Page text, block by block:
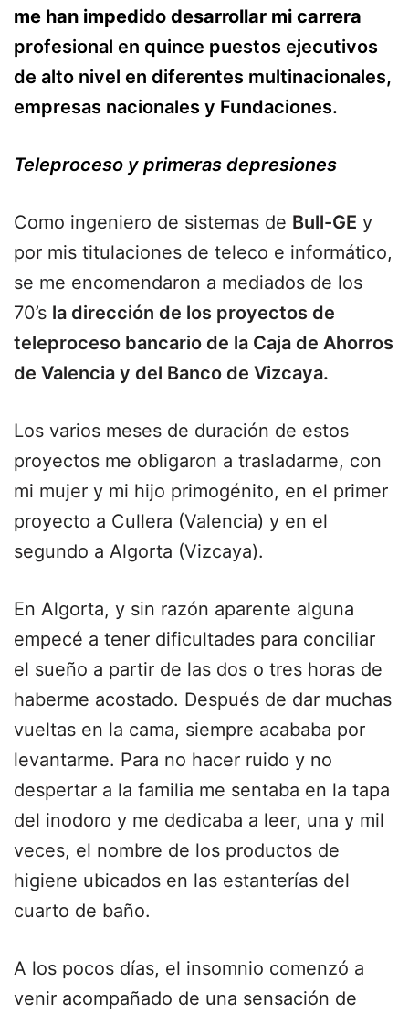
me han impedido desarrollar mi carrera
profesional en quince puestos ejecutivos
de alto nivel en diferentes multinacionales,
empresas nacionales y Fundaciones.
Teleproceso y primeras depresiones
Como ingeniero de sistemas de Bull-GE y
por mis titulaciones de teleco e informático,
se me encomendaron a mediados de los
70’s la dirección de los proyectos de
teleproceso bancario de la Caja de Ahorros
de Valencia y del Banco de Vizcaya.
Los varios meses de duración de estos
proyectos me obligaron a trasladarme, con
mi mujer y mi hijo primogénito, en el primer
proyecto a Cullera (Valencia) y en el
segundo a Algorta (Vizcaya).
En Algorta, y sin razón aparente alguna
empecé a tener dificultades para conciliar
el sueño a partir de las dos o tres horas de
haberme acostado. Después de dar muchas
vueltas en la cama, siempre acababa por
levantarme. Para no hacer ruido y no
despertar a la familia me sentaba en la tapa
del inodoro y me dedicaba a leer, una y mil
veces, el nombre de los productos de
higiene ubicados en las estanterías del
cuarto de baño.
A los pocos días, el insomnio comenzó a
venir acompañado de una sensación de